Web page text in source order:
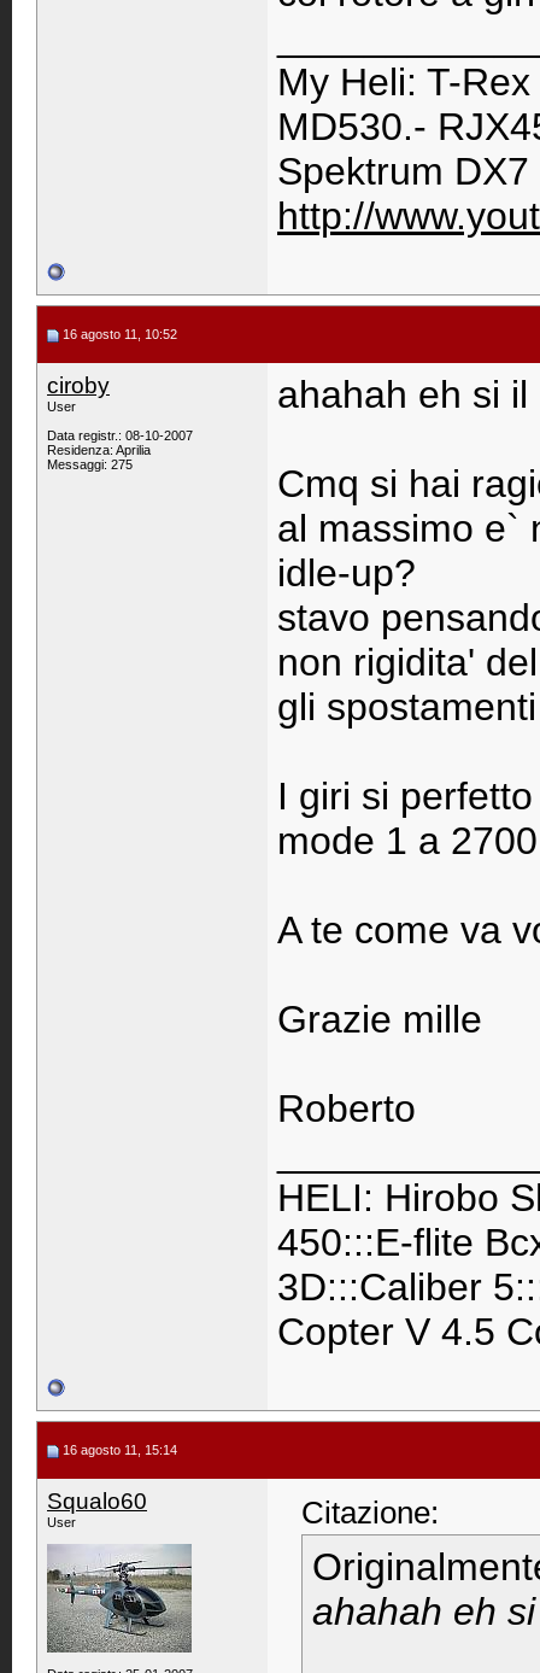
My Heli: T-
MD530.-
Spektrum
http://
16 agosto 11, 10:52
ciroby
User
Data registr.: 08-10-2007
Residenza: Aprilia
Messaggi: 275
ahahah eh si
Cmq si hai
al massimo e`
idle-up?
stavo
non rigidita'
gli
I giri si
mode 1 a
A te come va
Grazie mille
Roberto
HELI: Hirobo
450:::E-flite
3D:::Caliber
Copter V 4.5
16 agosto 11, 15:14
Squalo60
User Citazione:
ahahah eh